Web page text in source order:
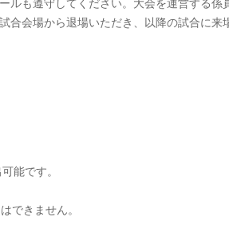
合会場から退場いただき、以降の試合に来
能です。
できません。